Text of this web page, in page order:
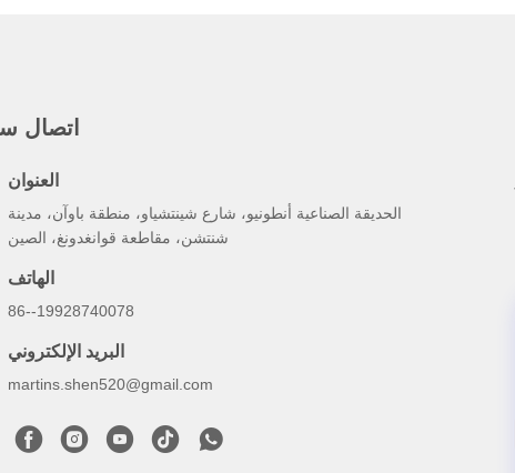
اتصال
العنوان
الحديقة الصناعية أنطونيو، شارع شينتشياو، منطقة باوآن، مدينة
شنتشن، مقاطعة قوانغدونغ، الصين
الهاتف
86--19928740078
البريد الإلكتروني
martins.shen520@gmail.com